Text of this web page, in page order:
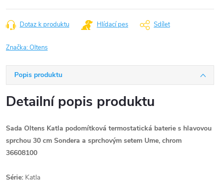
Dotaz k produktu Hlídací pes Sdílet
Značka:Oltens
Popis produktu
Detailní popis produktu
Sada Oltens Katla podomítková termostatická baterie s hlavovou
sprchou 30 cm Sondera a sprchovým setem Ume, chrom
36608100
Série: Katla